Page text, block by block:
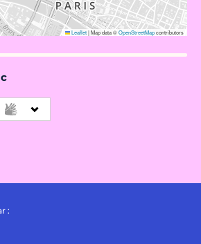
Leaflet|Map data ©OpenStreetMapcontributors
: